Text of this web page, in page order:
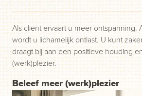
Beleef meer (werk)plezier
Als cliënt ervaart u meer ontspanning.
wordt u lichamelijk ontlast. U kunt
draagt bij aan een positieve houding
(werk)plezier.